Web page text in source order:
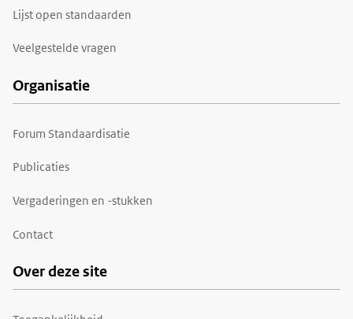
Lijst open standaarden
Veelgestelde vragen
Organisatie
Forum Standaardisatie
Publicaties
Vergaderingen en -stukken
Contact
Over deze site